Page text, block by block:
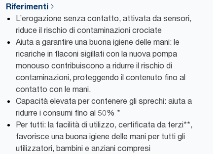
Riferimenti
L’erogazione senza contatto, attivata da sensori,
riduce il rischio di contaminazioni crociate
Aiuta a garantire una buona igiene delle mani: le
ricariche in flaconi sigillati con la nuova pompa
monouso contribuiscono a ridurre il rischio di
contaminazioni, proteggendo il contenuto fino al
contatto con le mani.
Capacità elevata per contenere gli sprechi: aiuta a
ridurre i consumi fino al 50% *
Per tutti: la facilità di utilizzo, certificata da terzi**,
favorisce una buona igiene delle mani per tutti gli
utilizzatori, bambini e anziani compresi